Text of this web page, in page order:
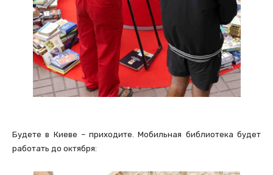
Будете в Киеве – приходите. Мобильная библиотека будет
работать до октября: